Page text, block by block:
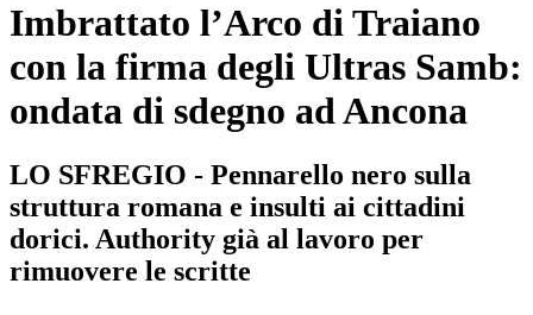
Imbrattato l’Arco di Traiano
con la firma degli Ultras Samb:
ondata di sdegno ad Ancona
LO SFREGIO - Pennarello nero sulla
struttura romana e insulti ai cittadini
dorici. Authority già al lavoro per
rimuovere le scritte